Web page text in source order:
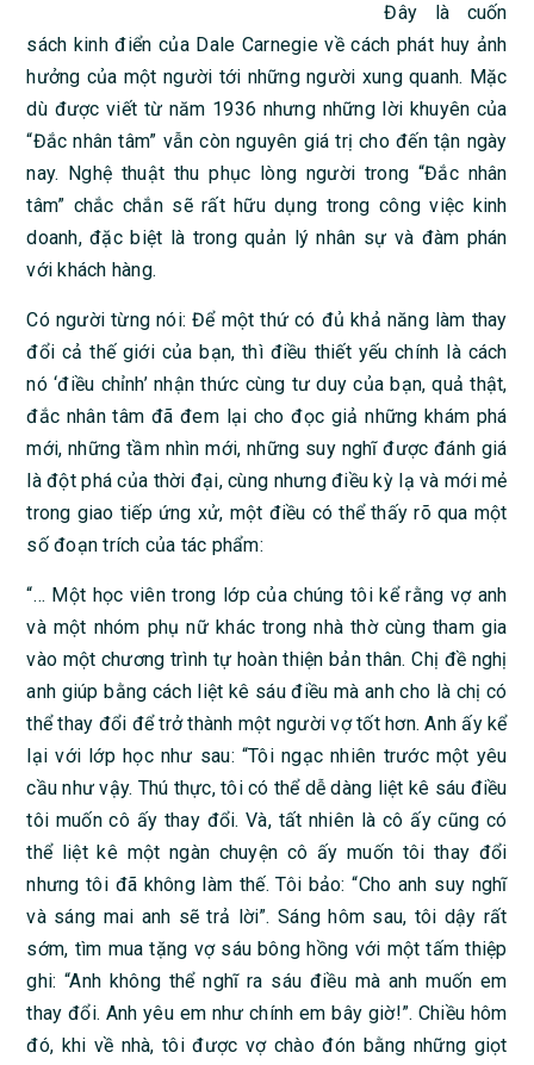
Đây là cuốn
sách kinh điển của Dale Carnegie về cách phát huy ảnh
hưởng của một người tới những người xung quanh. Mặc
dù được viết từ năm 1936 nhưng những lời khuyên của
“Đắc nhân tâm” vẫn còn nguyên giá trị cho đến tận ngày
nay. Nghệ thuật thu phục lòng người trong “Đắc nhân
tâm” chắc chắn sẽ rất hữu dụng trong công việc kinh
doanh, đặc biệt là trong quản lý nhân sự và đàm phán
với khách hàng.
Có người từng nói: Để một thứ có đủ khả năng làm thay
đổi cả thế giới của bạn, thì điều thiết yếu chính là cách
nó ‘điều chỉnh’ nhận thức cùng tư duy của bạn, quả thật,
đắc nhân tâm đã đem lại cho đọc giả những khám phá
mới, những tầm nhìn mới, những suy nghĩ được đánh giá
là đột phá của thời đại, cùng nhưng điều kỳ lạ và mới mẻ
trong giao tiếp ứng xử, một điều có thể thấy rõ qua một
số đoạn trích của tác phẩm:
“… Một học viên trong lớp của chúng tôi kể rằng vợ anh
và một nhóm phụ nữ khác trong nhà thờ cùng tham gia
vào một chương trình tự hoàn thiện bản thân. Chị đề nghị
anh giúp bằng cách liệt kê sáu điều mà anh cho là chị có
thể thay đổi để trở thành một người vợ tốt hơn. Anh ấy kể
lại với lớp học như sau: “Tôi ngạc nhiên trước một yêu
cầu như vậy. Thú thực, tôi có thể dễ dàng liệt kê sáu điều
tôi muốn cô ấy thay đổi. Và, tất nhiên là cô ấy cũng có
thể liệt kê một ngàn chuyện cô ấy muốn tôi thay đổi
nhưng tôi đã không làm thế. Tôi bảo: “Cho anh suy nghĩ
và sáng mai anh sẽ trả lời”. Sáng hôm sau, tôi dậy rất
sớm, tìm mua tặng vợ sáu bông hồng với một tấm thiệp
ghi: “Anh không thể nghĩ ra sáu điều mà anh muốn em
thay đổi. Anh yêu em như chính em bây giờ!”. Chiều hôm
đó, khi về nhà, tôi được vợ chào đón bằng những giọt